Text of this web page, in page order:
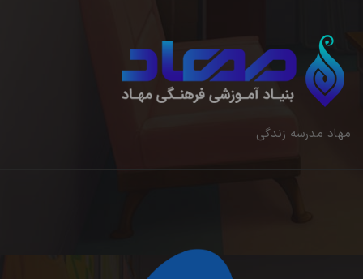
مهاد مدرسه زندگی